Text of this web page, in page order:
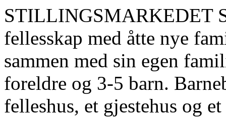
STILLINGSMARKEDET
fellesskap med åtte nye
sammen med sin egen
foreldre og 3-5 barn.
felleshus, et gjestehus og